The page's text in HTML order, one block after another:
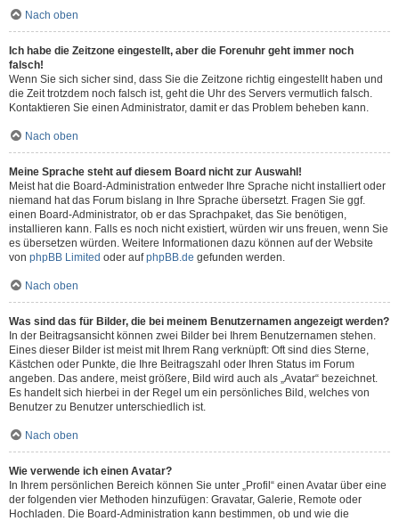
Nach oben
Ich habe die Zeitzone eingestellt, aber die Forenuhr geht immer noch
falsch!
Wenn Sie sich sicher sind, dass Sie die Zeitzone richtig eingestellt haben und
die Zeit trotzdem noch falsch ist, geht die Uhr des Servers vermutlich falsch.
Kontaktieren Sie einen Administrator, damit er das Problem beheben kann.
Nach oben
Meine Sprache steht auf diesem Board nicht zur Auswahl!
Meist hat die Board-Administration entweder Ihre Sprache nicht installiert oder
niemand hat das Forum bislang in Ihre Sprache übersetzt. Fragen Sie ggf.
einen Board-Administrator, ob er das Sprachpaket, das Sie benötigen,
installieren kann. Falls es noch nicht existiert, würden wir uns freuen, wenn Sie
es übersetzen würden. Weitere Informationen dazu können auf der Website
von phpBB Limited oder aufphpBB.de gefunden werden.
Nach oben
Was sind das für Bilder, die bei meinem Benutzernamen angezeigt werden?
In der Beitragsansicht können zwei Bilder bei Ihrem Benutzernamen stehen.
Eines dieser Bilder ist meist mit Ihrem Rang verknüpft: Oft sind dies Sterne,
Kästchen oder Punkte, die Ihre Beitragszahl oder Ihren Status im Forum
angeben. Das andere, meist größere, Bild wird auch als „Avatar“ bezeichnet.
Es handelt sich hierbei in der Regel um ein persönliches Bild, welches von
Benutzer zu Benutzer unterschiedlich ist.
Nach oben
Wie verwende ich einen Avatar?
In Ihrem persönlichen Bereich können Sie unter „Profil“ einen Avatar über eine
der folgenden vier Methoden hinzufügen: Gravatar, Galerie, Remote oder
Hochladen. Die Board-Administration kann bestimmen, ob und wie die